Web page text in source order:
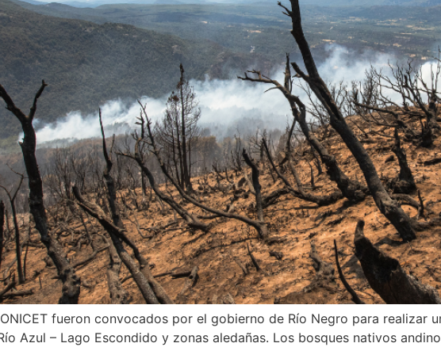
fueron convocados por el gobierno de Río Negro para realizar
Azul – Lago Escondido y zonas aledañas. Los bosques nativos